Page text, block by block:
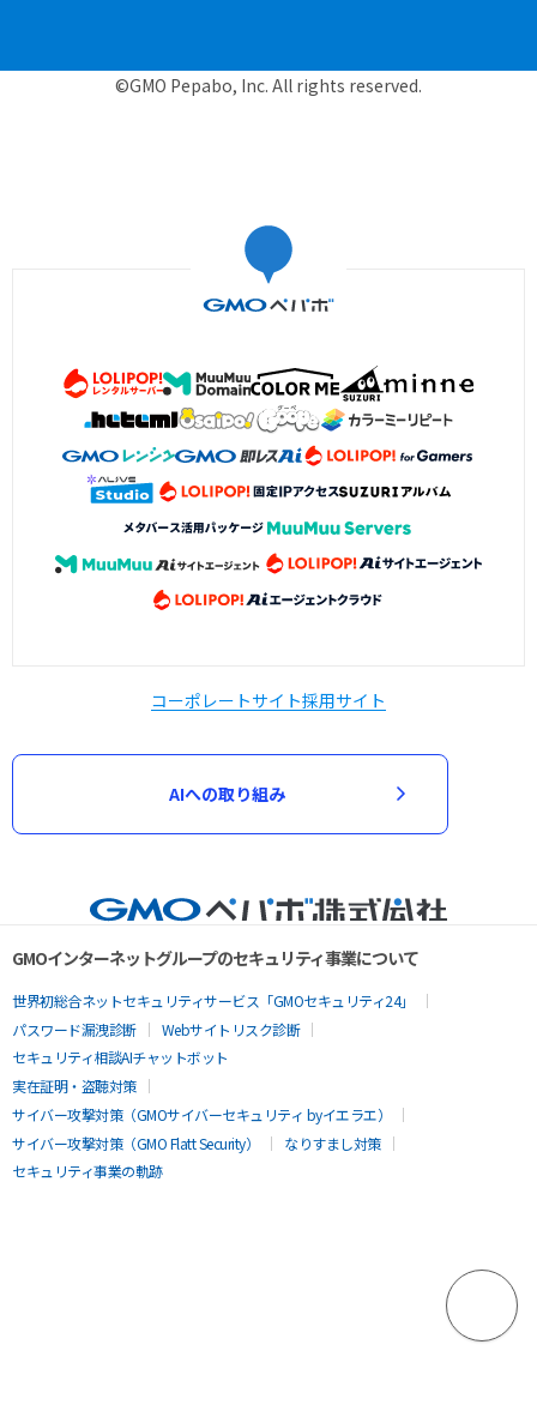
©GMO Pepabo, Inc. All rights reserved.
コーポレートサイト採用サイト
AIへの取り組み
GMOインターネットグループのセキュリティ事業について
世界初総合ネットセキュリティサービス「GMOセキュリティ24」
パスワード漏洩診断
Webサイトリスク診断
セキュリティ相談AIチャットボット
実在証明・盗聴対策
サイバー攻撃対策（GMOサイバーセキュリティ byイエラエ）
サイバー攻撃対策（GMO Flatt Security）
なりすまし対策
セキュリティ事業の軌跡